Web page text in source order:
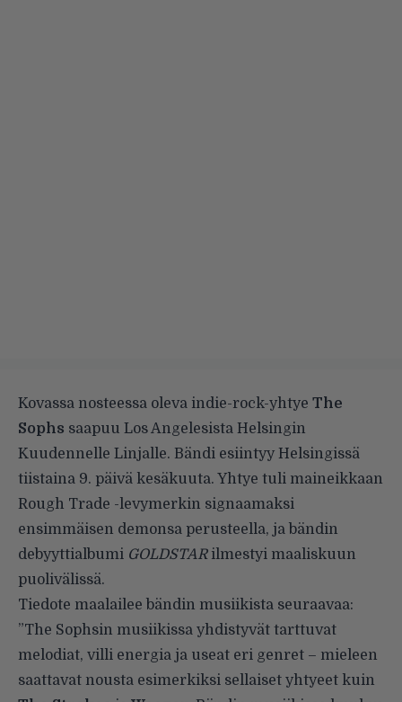
Kovassa nosteessa oleva indie-rock-yhtye The
Sophs saapuu Los Angelesista Helsingin
Kuudennelle Linjalle. Bändi esiintyy Helsingissä
tiistaina 9. päivä kesäkuuta. Yhtye tuli maineikkaan
Rough Trade -levymerkin signaamaksi
ensimmäisen demonsa perusteella, ja bändin
debyyttialbumi GOLDSTAR ilmestyi maaliskuun
puolivälissä.
Tiedote maalailee bändin musiikista seuraavaa:
”The Sophsin musiikissa yhdistyvät tarttuvat
melodiat, villi energia ja useat eri genret – mieleen
saattavat nousta esimerkiksi sellaiset yhtyeet kuin